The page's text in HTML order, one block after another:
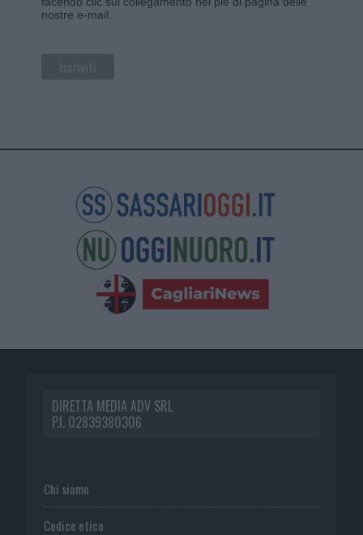
nostre e-mail.
DIRETTA MEDIA ADV SRL
P.I. 02839380306
Chi siamo
Codice etico